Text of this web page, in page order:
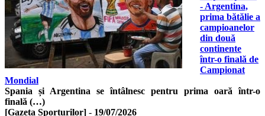
- Argentina,
prima bătălie a
campioanelor
din două
continente
într-o finală de
Campionat
Mondial
Spania și Argentina se întâlnesc pentru prima oară într-o
finală (…)
[Gazeta Sporturilor] - 19/07/2026